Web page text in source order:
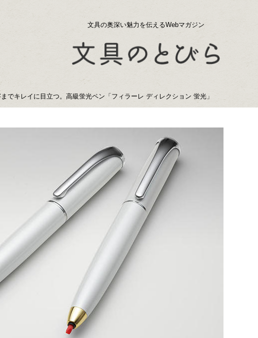
文具の奥深い魅力を伝えるWebマガジン
までキレイに目立つ。高級蛍光ペン「フィラーレ ディレクション 蛍光」